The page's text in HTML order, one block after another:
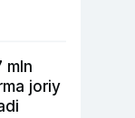
mln
joriy